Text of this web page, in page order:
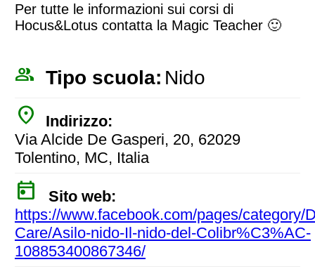
Per tutte le informazioni sui corsi di
Hocus&Lotus contatta la Magic Teacher 🙂
people_outline Tipo scuola: Nido
place
Indirizzo:
Via Alcide De Gasperi, 20, 62029
Tolentino, MC, Italia
today
Sito web:
https://www.facebook.com/pages/category/
Care/Asilo-nido-Il-nido-del-Colibr%C3%AC-
108853400867346/